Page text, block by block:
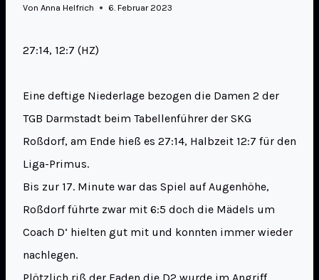
Von Anna Helfrich 6. Februar 2023
27:14, 12:7 (HZ)
Eine deftige Niederlage bezogen die Damen 2 der
TGB Darmstadt beim Tabellenführer der SKG
Roßdorf, am Ende hieß es 27:14, Halbzeit 12:7 für den
Liga-Primus.
Bis zur 17. Minute war das Spiel auf Augenhöhe,
Roßdorf führte zwar mit 6:5 doch die Mädels um
Coach D‘ hielten gut mit und konnten immer wieder
nachlegen.